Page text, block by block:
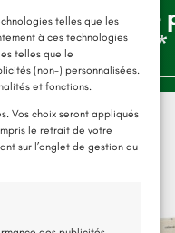
telles que les
à ces technologies
telles que le
(non-) personnalisées.
et fonctions.
Vos choix seront appliqués
le retrait de votre
sur l’onglet de gestion du
Lire
80% de
en charge*